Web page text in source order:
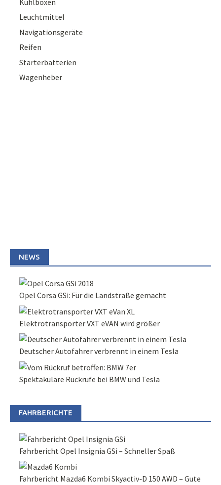
Kühlboxen
Leuchtmittel
Navigationsgeräte
Reifen
Starterbatterien
Wagenheber
NEWS
Opel Corsa GSi: Für die Landstraße gemacht
Elektrotransporter VXT eVAN wird größer
Deutscher Autofahrer verbrennt in einem Tesla
Spektakuläre Rückrufe bei BMW und Tesla
FAHRBERICHTE
Fahrbericht Opel Insignia GSi – Schneller Spaß
Fahrbericht Mazda6 Kombi Skyactiv-D 150 AWD – Gute